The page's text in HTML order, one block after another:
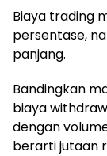
Biaya trading
persentase,
panjang.
Bandingkan
biaya
dengan
berarti jutaan